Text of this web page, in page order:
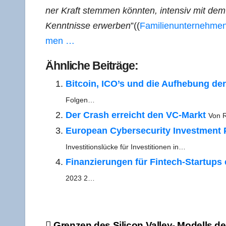
ner Kraft stem­men könn­ten, inten­siv mit
Kennt­nis­se erwer­ben”((
men …
Ähn­li­che Beiträge:
Bit­co­in, ICO’s und die Auf­he­bung
Folgen…
Der Crash erreicht den VC-Markt Von
Euro­pean Cyber­se­cu­ri­ty Invest­ment
Inves­ti­ti­ons­lü­cke für Inves­ti­tio­nen in…
Finan­zie­run­gen für Fin­­tech-Star­t­ups
2023 2…